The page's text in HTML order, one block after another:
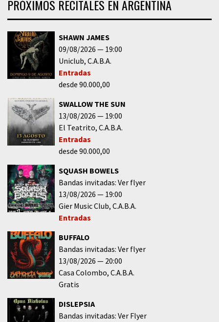
PRÓXIMOS RECITALES EN ARGENTINA
SHAWN JAMES
09/08/2026
19:00
Uniclub C.A.B.A.
Entradas
desde 90.000,00
SWALLOW THE SUN
13/08/2026
19:00
El Teatrito C.A.B.A.
Entradas
desde 90.000,00
SQUASH BOWELS
Bandas invitadas: Ver flyer
13/08/2026
19:00
Gier Music Club C.A.B.A.
Entradas
BUFFALO
Bandas invitadas: Ver flyer
13/08/2026
20:00
Casa Colombo C.A.B.A.
Gratis
DISLEPSIA
Bandas invitadas: Ver Flyer